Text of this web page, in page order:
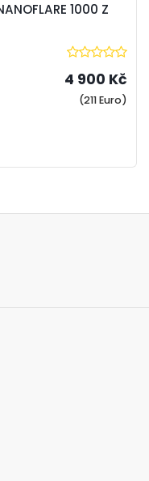
1000 Z
4 900 Kč
(211 Euro)